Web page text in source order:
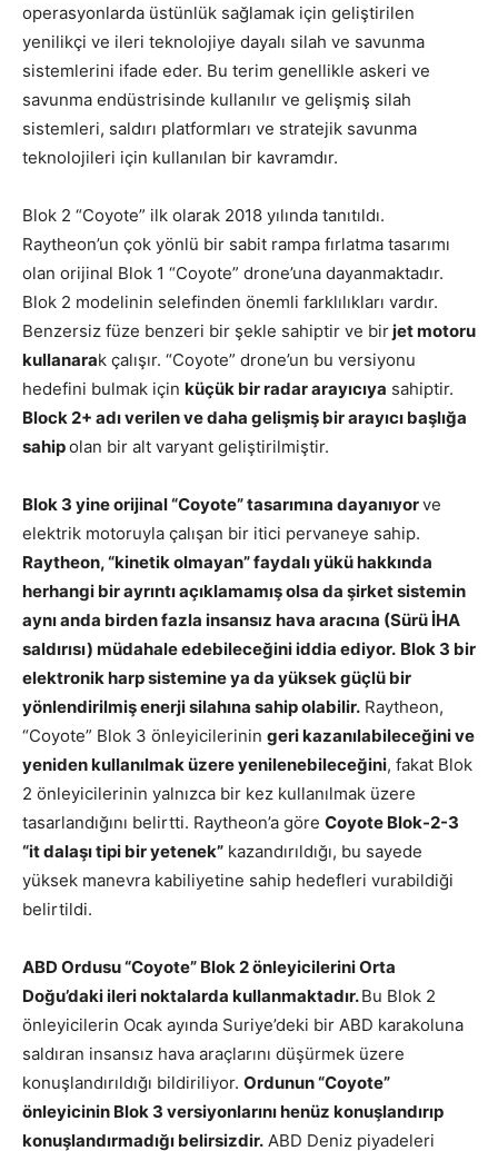
operasyonlarda üstünlük sağlamak için geliştirilen
yenilikçi ve ileri teknolojiye dayalı silah ve savunma
sistemlerini ifade eder. Bu terim genellikle askeri ve
savunma endüstrisinde kullanılır ve gelişmiş silah
sistemleri, saldırı platformları ve stratejik savunma
teknolojileri için kullanılan bir kavramdır.
Blok 2 “Coyote” ilk olarak 2018 yılında tanıtıldı.
Raytheon’un çok yönlü bir sabit rampa fırlatma tasarımı
olan orijinal Blok 1 “Coyote” drone’una dayanmaktadır.
Blok 2 modelinin selefinden önemli farklılıkları vardır.
Benzersiz füze benzeri bir şekle sahiptir ve birjet motoru
kullanarak çalışır. “Coyote” drone’un bu versiyonu
hedefini bulmak için küçük bir radar arayıcıya sahiptir.
Block 2+ adı verilen ve daha gelişmiş bir arayıcı başlığa
sahipolan bir alt varyant geliştirilmiştir.
Blok 3 yine orijinal “Coyote” tasarımına dayanıyorve
elektrik motoruyla çalışan bir itici pervaneye sahip.
Raytheon, “kinetik olmayan” faydalı yükü hakkında
herhangi bir ayrıntı açıklamamış olsa da şirket sistemin
aynı anda birden fazla insansız hava aracına (Sürü İHA
saldırısı) müdahale edebileceğini iddia ediyor. Blok 3 bir
elektronik harp sistemine ya da yüksek güçlü bir
yönlendirilmiş enerji silahına sahip olabilir. Raytheon,
“Coyote” Blok 3 önleyicilerinin geri kazanılabileceğini ve
yeniden kullanılmak üzere yenilenebileceğini, fakat Blok
2 önleyicilerinin yalnızca bir kez kullanılmak üzere
tasarlandığını belirtti. Raytheon’a göre Coyote Blok-2-3
“it dalaşı tipi bir yetenek” kazandırıldığı, bu sayede
yüksek manevra kabiliyetine sahip hedefleri vurabildiği
belirtildi.
ABD Ordusu “Coyote” Blok 2 önleyicilerini Orta
Doğu’daki ileri noktalarda kullanmaktadır.Bu Blok 2
önleyicilerin Ocak ayında Suriye’deki bir ABD karakoluna
saldıran insansız hava araçlarını düşürmek üzere
konuşlandırıldığı bildiriliyor. Ordunun “Coyote”
önleyicinin Blok 3 versiyonlarını henüz konuşlandırıp
konuşlandırmadığı belirsizdir. ABD Deniz piyadeleri